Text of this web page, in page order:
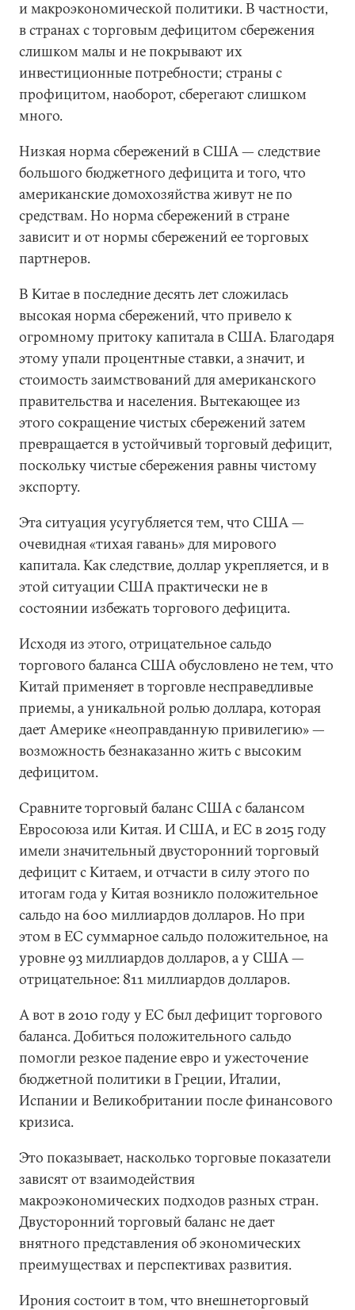
и макроэкономической политики. В частности,
в странах с торговым дефицитом сбережения
слишком малы и не покрывают их
инвестиционные потребности; страны с
профицитом, наоборот, сберегают слишком
много.
Низкая норма сбережений в США — следствие
большого бюджетного дефицита и того, что
американские домохозяйства живут не по
средствам. Но норма сбережений в стране
зависит и от нормы сбережений ее торговых
партнеров.
В Китае в последние десять лет сложилась
высокая норма сбережений, что привело к
огромному притоку капитала в США. Благодаря
этому упали процентные ставки, а значит, и
стоимость заимствований для американского
правительства и населения. Вытекающее из
этого сокращение чистых сбережений затем
превращается в устойчивый торговый дефицит,
поскольку чистые сбережения равны чистому
экспорту.
Эта ситуация усугубляется тем, что США —
очевидная «тихая гавань» для мирового
капитала. Как следствие, доллар укрепляется, и в
этой ситуации США практически не в
состоянии избежать торгового дефицита.
Исходя из этого, отрицательное сальдо
торгового баланса США обусловлено не тем, что
Китай применяет в торговле несправедливые
приемы, а уникальной ролью доллара, которая
дает Америке «неоправданную привилегию» —
возможность безнаказанно жить с высоким
дефицитом.
Сравните торговый баланс США с балансом
Евросоюза или Китая. И США, и ЕС в 2015 году
имели значительный двусторонний торговый
дефицит с Китаем, и отчасти в силу этого по
итогам года у Китая возникло положительное
сальдо на 600 миллиардов долларов. Но при
этом в ЕС суммарное сальдо положительное, на
уровне 93 миллиардов долларов, а у США —
отрицательное: 811 миллиардов долларов.
А вот в 2010 году у ЕС был дефицит торгового
баланса. Добиться положительного сальдо
помогли резкое падение евро и ужесточение
бюджетной политики в Греции, Италии,
Испании и Великобритании после финансового
кризиса.
Это показывает, насколько торговые показатели
зависят от взаимодействия
макроэкономических подходов разных стран.
Двусторонний торговый баланс не дает
внятного представления об экономических
преимуществах и перспективах развития.
Ирония состоит в том, что внешнеторговый